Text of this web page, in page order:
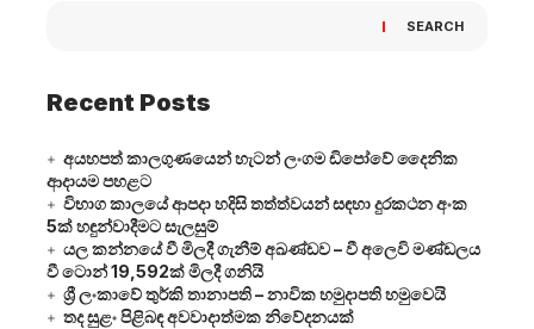
SEARCH
Recent Posts
අයහපත් කාලගුණයෙන් හැටන් ලංගම ඩිපෝවේ දෛනික
ආදායම පහළට
විභාග කාලයේ ආපදා හදිසි තත්ත්වයන් සඳහා දුරකථන අංක
5ක් හඳුන්වාදීමට සැලසුම්
යල කන්නයේ වී මිලදී ගැනීම් අඛණ්ඩව – වී අලෙවි මණ්ඩලය
වී ටොන් 19,592ක් මිලදී ගනියි
ශ්‍රී ලංකාවේ තුර්කි තානාපති – නාවික හමුදාපති හමුවෙයි
තද සුළං පිළිබඳ අවවාදාත්මක නිවේදනයක්